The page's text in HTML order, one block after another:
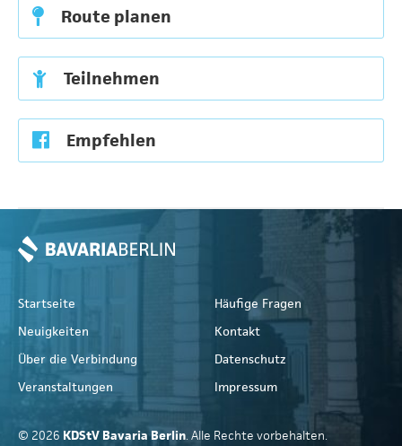
Route planen
Teilnehmen
Empfehlen
Startseite
Neuigkeiten
Über die Verbindung
Veranstaltungen
Häufige Fragen
Kontakt
Datenschutz
Impressum
© 2026 KDStV Bavaria Berlin. Alle Rechte vorbehalten.